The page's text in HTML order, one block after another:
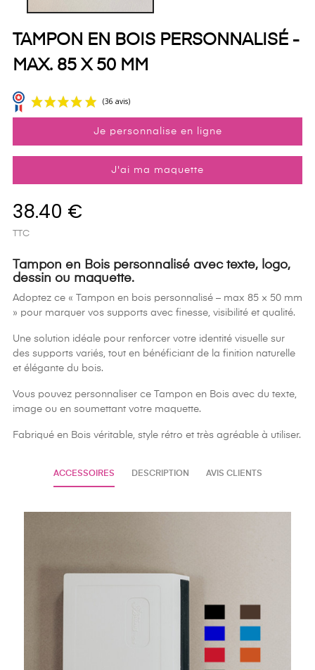
TAMPON EN BOIS PERSONNALISÉ -
MAX. 85 X 50 MM
Je personnalise en ligne
J'ai ma maquette
38.40 €
TTC
Tampon en Bois personnalisé avec texte, logo,
dessin ou maquette.
Adoptez ce « Tampon en bois personnalisé – max 85 × 50 mm
» pour marquer vos supports avec finesse, visibilité et qualité.
Une solution idéale pour renforcer votre identité visuelle sur
des supports variés, tout en bénéficiant de la finition naturelle
et élégante du bois.
Vous pouvez personnaliser ce Tampon en Bois avec du texte,
image ou en soumettant votre maquette.
Fabriqué en Bois véritable, style rétro et très agréable à utiliser.
ACCESSOIRES DESCRIPTION AVIS CLIENTS